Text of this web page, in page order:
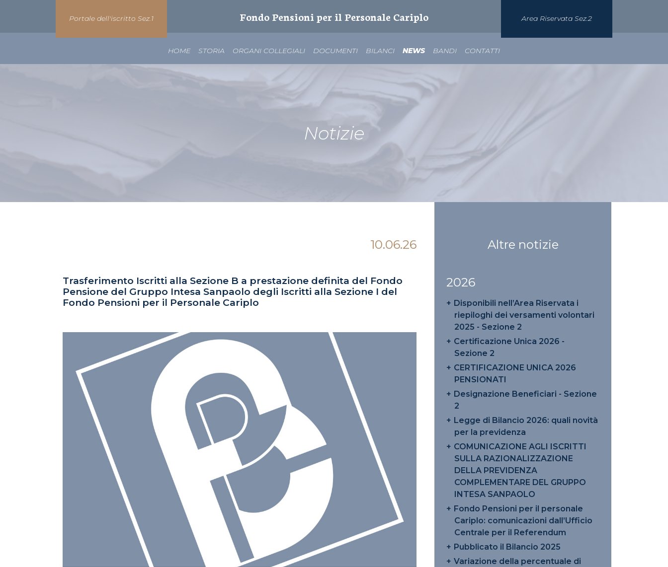
Portale dell'iscritto Sez.1 Fondo Pensioni per il Personale Cariplo Area Riservata Sez.2
HOME STORIA ORGANI COLLEGIALI DOCUMENTI BILANCI NEWS BANDI CONTATTI
Notizie
10.06.26
Trasferimento Iscritti alla Sezione B a prestazione definita del Fondo
Pensione del Gruppo Intesa Sanpaolo degli Iscritti alla Sezione I del
Fondo Pensioni per il Personale Cariplo
Altre notizie
2026
Disponibili nell’Area Riservata i
riepiloghi dei versamenti volontari
2025 - Sezione 2
Certificazione Unica 2026 -
Sezione 2
CERTIFICAZIONE UNICA 2026
PENSIONATI
Designazione Beneficiari - Sezione
2
Legge di Bilancio 2026: quali novità
per la previdenza
COMUNICAZIONE AGLI ISCRITTI
SULLA RAZIONALIZZAZIONE
DELLA PREVIDENZA
COMPLEMENTARE DEL GRUPPO
INTESA SANPAOLO
Fondo Pensioni per il personale
Cariplo: comunicazioni dall’Ufficio
Centrale per il Referendum
Pubblicato il Bilancio 2025
Variazione della percentuale di